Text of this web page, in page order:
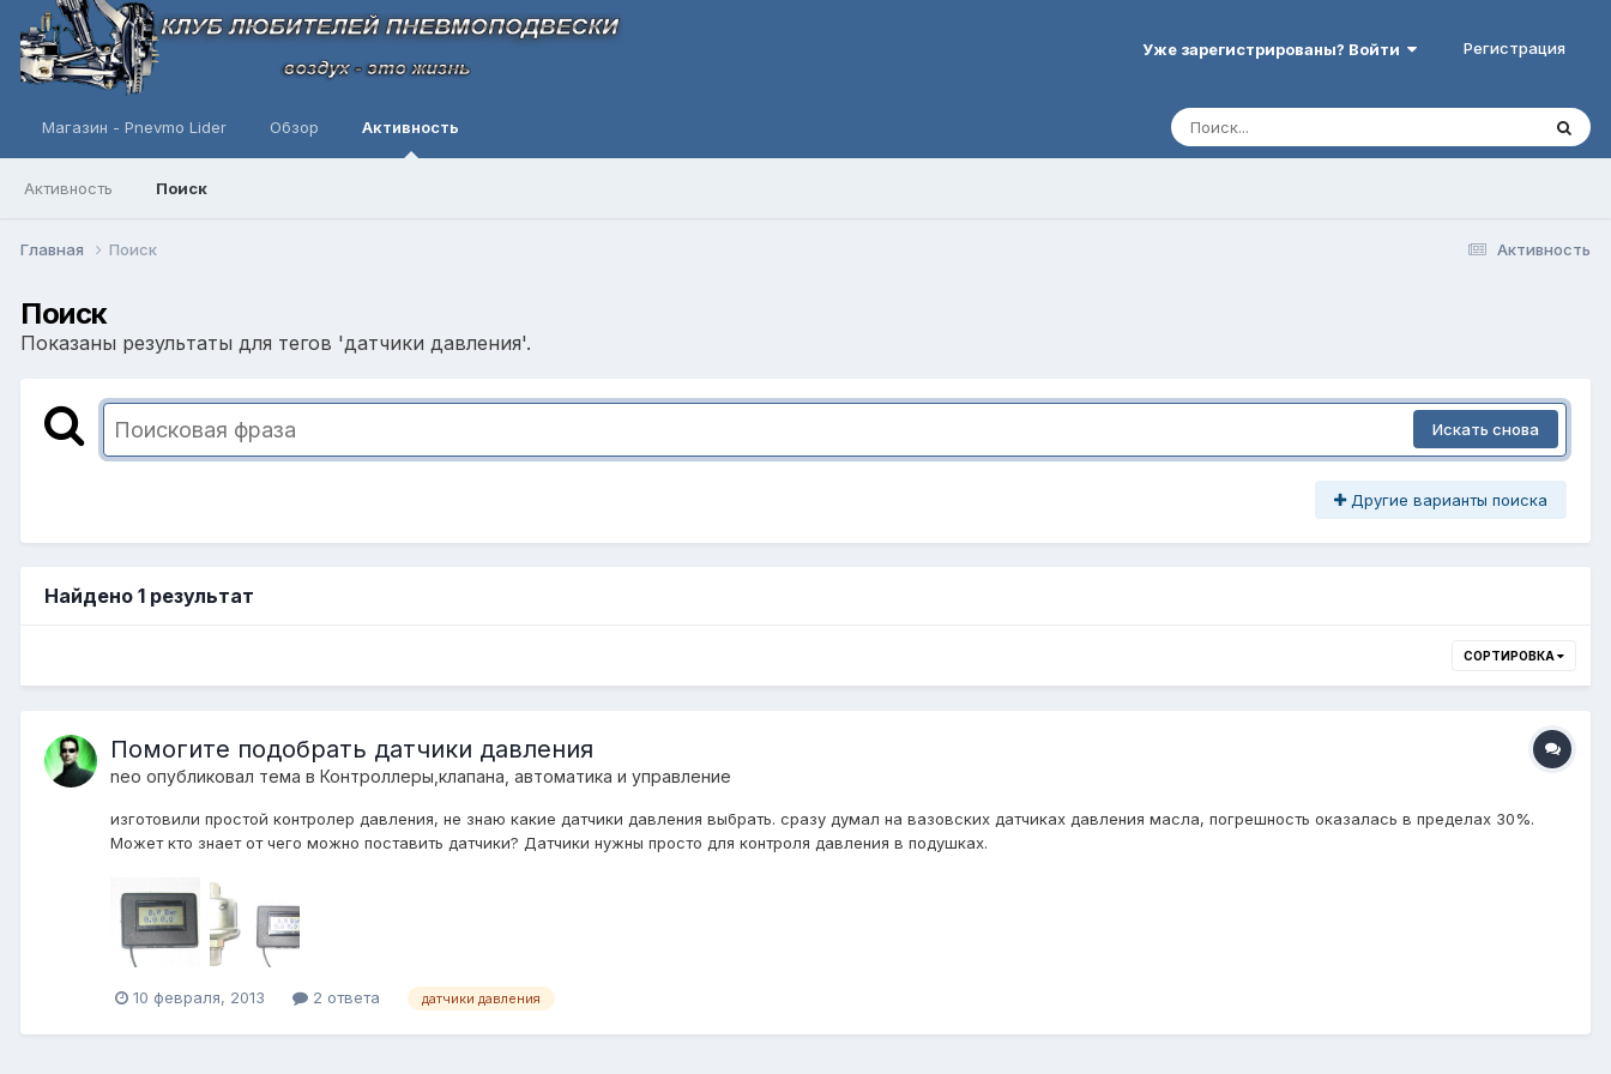
Уже зарегистрированы? Войти Регистрация
Магазин - Pnevmo Lider Обзор Активность
Активность Поиск
Активность
Главная Поиск
Поиск
Показаны результаты для тегов 'датчики давления'.
Искать снова
Другие варианты поиска
Найдено 1 результат
СОРТИРОВКА
Помогите подобрать датчики давления
neo опубликовал тема в Контроллеры,клапана, автоматика и управление
изготовили простой контролер давления, не знаю какие датчики давления выбрать. сразу думал на вазовских датчиках давления масла, погрешность оказалась в пределах 30%.
Может кто знает от чего можно поставить датчики? Датчики нужны просто для контроля давления в подушках.
10 февраля, 2013 2 ответа датчики давления